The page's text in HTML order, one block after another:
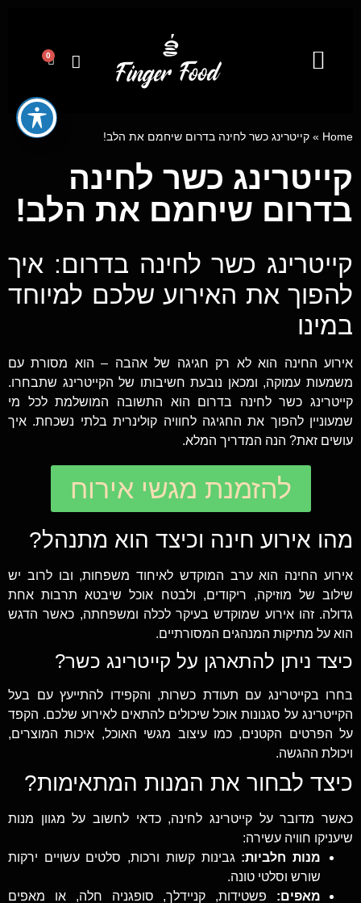
0
Home
» קייטרינג כשר לחינה בדרום שיחמם את הלב!
קייטרינג כשר לחינה
בדרום שיחמם את הלב!
קייטרינג כשר לחינה בדרום: איך
להפוך את האירוע שלכם למיוחד
במינו
אירוע החינה הוא לא רק חגיגה של אהבה – הוא מסורת עם
משמעות עמוקה, ומכאן נובעת חשיבותו של הקייטרינג שתבחרו.
קייטרינג כשר לחינה בדרום הוא התשובה המושלמת לכל מי
שמעוניין להפוך את החגיגה לחוויה קולינרית בלתי נשכחת. איך
עושים זאת? הנה המדריך המלא.
להזמנת מגשי אירוח
מהו אירוע חינה וכיצד הוא מתנהל?
אירוע החינה הוא ערב המוקדש לאיחוד משפחות, ובו לרוב יש
שילוב של מוזיקה, ריקודים, ולבטח אוכל שיבטא תרבות אחת
גדולה. זהו אירוע שמוקדש בעיקר לכלה ומשפחתה, כאשר הדגש
הוא על מתיקות המנהגים המסורתיים.
כיצד ניתן להתארגן על קייטרינג כשר?
בחרו בקייטרינג עם תעודת כשרות, והקפידו להתייעץ עם בעל
הקייטרינג על סגנונות אוכל שיכולים להתאים לאירוע שלכם. הקפד
על הפרטים הקטנים, כמו עיצוב מגשי האוכל, איכות המוצרים,
ויכולת ההגשה.
כיצד לבחור את המנות המתאימות?
כאשר מדובר על קייטרינג לחינה, כדאי לחשוב על מגוון מנות
שיעניקו חוויה עשירה:
מנות חלביות: גבינות קשות ורכות, סלטים עשויים ירקות
שורש וסלטי טונה.
מאפים: פשטידות, קניידלך, סופגניה חלה, או מאפים